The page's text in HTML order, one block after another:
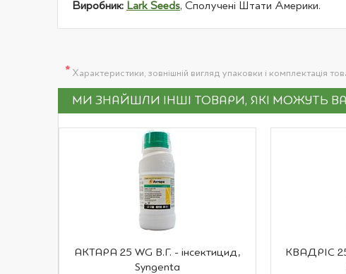
Виробник: Lark Seeds, Сполучені Штати Америки.
* Характеристики, зовнішній вигляд упаковки і комплектація
МИ ЗНАЙШЛИ ІНШІ ТОВАРИ, ЯКІ МОЖУТЬ
АКТАРА 25 WG В.Г. - інсектицид,
Syngenta
КВАДРІС